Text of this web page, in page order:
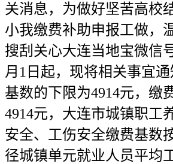
关消息，为做好坚苦高校
小我缴费补助申报工做，
搜刮关心大连当地宝微信
月1日起，现将相关事宜
基数的下限为4914元，缴
4914元，大连市城镇职工
安全、工伤安全缴费基数
径城镇单元就业人员平均